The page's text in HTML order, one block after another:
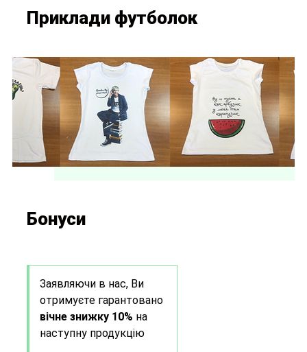
Приклади футболок
Бонуси
Заявляючи в нас, Ви
отримуєте гарантовано
вічне знижку 10% на
наступну продукцію